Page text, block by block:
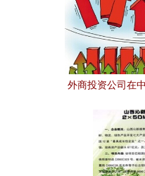
外商投资公司在